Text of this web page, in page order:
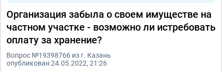
Организация забыла о своем имуществе на
частном участке - возможно ли истребовать
оплату за хранение?
Вопрос №19398766 из г. Казань
опубликован 24.05.2022, 21:26